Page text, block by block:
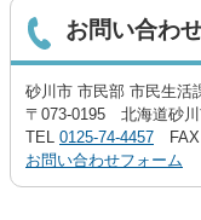
お問い合わ
砂川市 市民部 市民生活
〒073-0195 北海道砂川
TEL 0125-74-4457 FAX
お問い合わせフォーム